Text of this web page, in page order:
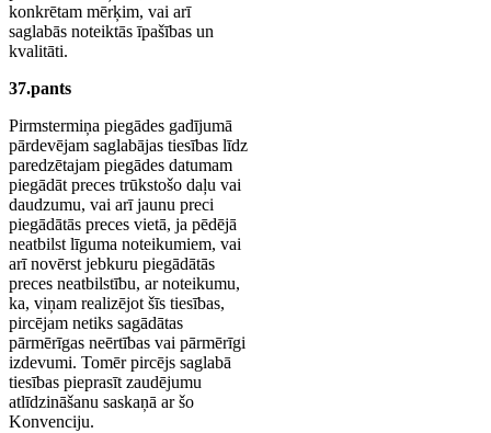
konkrētam mērķim, vai arī
saglabās noteiktās īpašības un
kvalitāti.
37.pants
Pirmstermiņa piegādes gadījumā
pārdevējam saglabājas tiesības līdz
paredzētajam piegādes datumam
piegādāt preces trūkstošo daļu vai
daudzumu, vai arī jaunu preci
piegādātās preces vietā, ja pēdējā
neatbilst līguma noteikumiem, vai
arī novērst jebkuru piegādātās
preces neatbilstību, ar noteikumu,
ka, viņam realizējot šīs tiesības,
pircējam netiks sagādātas
pārmērīgas neērtības vai pārmērīgi
izdevumi. Tomēr pircējs saglabā
tiesības pieprasīt zaudējumu
atlīdzināšanu saskaņā ar šo
Konvenciju.